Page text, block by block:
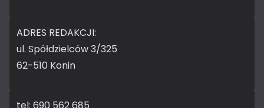
ADRES REDAKCJI:
ul. Spółdzielców 3/325
62-510 Konin